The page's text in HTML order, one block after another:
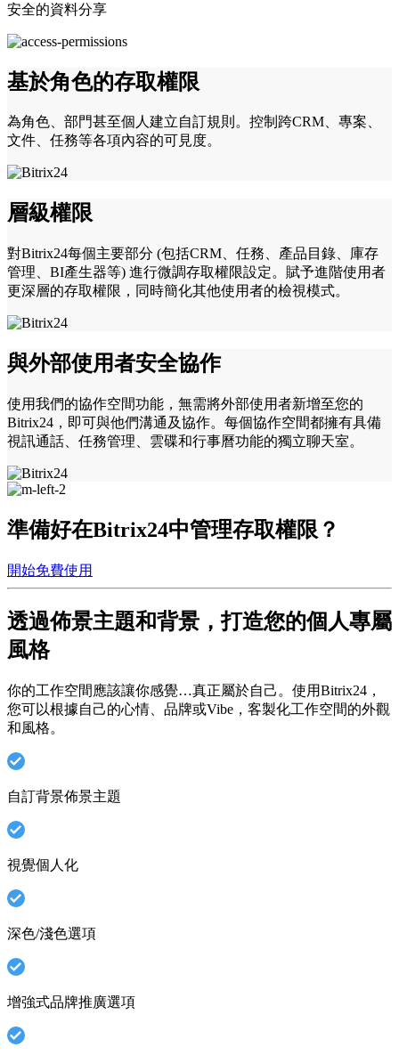
安全的資料分享
基於角色的存取權限
為角色、部門甚至個人建立自訂規則。控制跨CRM、專案、
文件、任務等各項內容的可見度。
層級權限
對Bitrix24每個主要部分 (包括CRM、任務、產品目錄、庫存
管理、BI產生器等) 進行微調存取權限設定。賦予進階使用者
更深層的存取權限，同時簡化其他使用者的檢視模式。
與外部使用者安全協作
使用我們的協作空間功能，無需將外部使用者新增至您的
Bitrix24，即可與他們溝通及協作。每個協作空間都擁有具備
視訊通話、任務管理、雲碟和行事曆功能的獨立聊天室。
準備好在Bitrix24中管理存取權限？
開始免費使用
透過佈景主題和背景，打造您的個人專屬
風格
你的工作空間應該讓你感覺…真正屬於自己。使用Bitrix24，
您可以根據自己的心情、品牌或Vibe，客製化工作空間的外觀
和風格。
自訂背景佈景主題
視覺個人化
深色/淺色選項
增強式品牌推廣選項